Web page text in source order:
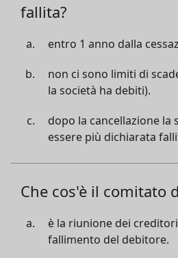
fallita?
entro 1 anno dalla
non ci sono limiti di
la società ha debiti).
dopo la cancellazione la
essere più dichiarata
Che cos'è il comitato
è la riunione dei
fallimento del debitore.